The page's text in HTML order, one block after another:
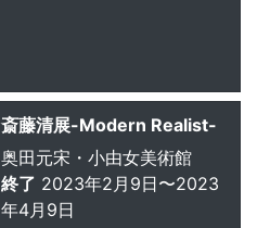
斎藤清展-Modern Realist-
奥田元宋・小由女美術館
終了 2023年2月9日〜2023
年4月9日